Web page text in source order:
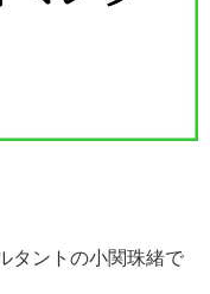
タントの小関珠緒で